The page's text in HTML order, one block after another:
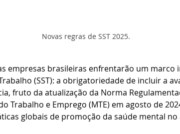
Novas regras de SST 2025.
empresas brasileiras enfrentarão um marco
(SST): a obrigatoriedade de incluir a
fruto da atualização da Norma
Trabalho e Emprego (MTE) em agosto de
globais de promoção da saúde mental